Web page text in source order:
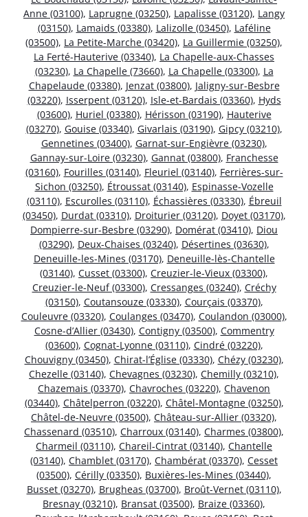
Anne (03100), Laprugne (03250), Lapalisse (03120), Langy
(03150), Lamaids (03380), Lalizolle (03450), Laféline
(03500), La Petite-Marche (03420), La Guillermie (03250),
La Ferté-Hauterive (03340), La Chapelle-aux-Chasses
(03230), La Chapelle (73660), La Chapelle (03300), La
Chapelaude (03380), Jenzat (03800), Jaligny-sur-Besbre
(03220), Isserpent (03120), Isle-et-Bardais (03360), Hyds
(03600), Huriel (03380), Hérisson (03190), Hauterive
(03270), Gouise (03340), Givarlais (03190), Gipcy (03210),
Gennetines (03400), Garnat-sur-Engièvre (03230),
Gannay-sur-Loire (03230), Gannat (03800), Franchesse
(03160), Fourilles (03140), Fleuriel (03140), Ferrières-sur-
Sichon (03250), Étroussat (03140), Espinasse-Vozelle
(03110), Escurolles (03110), Échassières (03330), Ébreuil
(03450), Durdat (03310), Droiturier (03120), Doyet (03170),
Dompierre-sur-Besbre (03290), Domérat (03410), Diou
(03290), Deux-Chaises (03240), Désertines (03630),
Deneuille-les-Mines (03170), Deneuille-lès-Chantelle
(03140), Cusset (03300), Creuzier-le-Vieux (03300),
Creuzier-le-Neuf (03300), Cressanges (03240), Créchy
(03150), Coutansouze (03330), Courçais (03370),
Couleuvre (03320), Coulanges (03470), Coulandon (03000),
Cosne-d’Allier (03430), Contigny (03500), Commentry
(03600), Cognat-Lyonne (03110), Cindré (03220),
Chouvigny (03450), Chirat-l’Église (03330), Chézy (03230),
Chezelle (03140), Chevagnes (03230), Chemilly (03210),
Chazemais (03370), Chavroches (03220), Chavenon
(03440), Châtelperron (03220), Châtel-Montagne (03250),
Châtel-de-Neuvre (03500), Château-sur-Allier (03320),
Chassenard (03510), Charroux (03140), Charmes (03800),
Charmeil (03110), Chareil-Cintrat (03140), Chantelle
(03140), Chamblet (03170), Chambérat (03370), Cesset
(03500), Cérilly (03350), Buxières-les-Mines (03440),
Busset (03270), Brugheas (03700), Broût-Vernet (03110),
Bresnay (03210), Bransat (03500), Braize (03360),